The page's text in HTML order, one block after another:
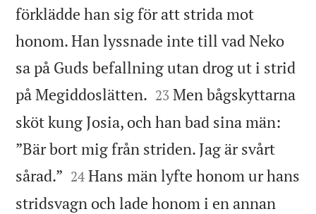
förklädde han sig för att strida mot
honom. Han lyssnade inte till vad Neko
sa på Guds befallning utan drog ut i strid
på Megiddoslätten. 

23 Men bågskyttarna
sköt kung Josia, och han bad sina män:
”Bär bort mig från striden. Jag är svårt
sårad.” 

24 Hans män lyfte honom ur hans
stridsvagn och lade honom i en annan